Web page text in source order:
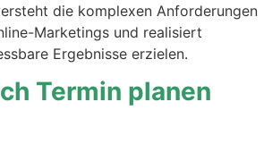
die komplexen Anforderungen
Marketings und realisiert
Ergebnisse erzielen.
Termin planen